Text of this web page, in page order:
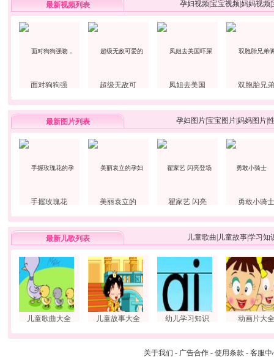
最新视频列表 孕妇视频宝宝视频妈妈视频
面对狗狗强 超级无敌可 凤姐去美国 双胞胎兄弟
最新图片列表 孕妇图片宝宝图片妈妈图片
手握玫瑰花 美丽袁立的 翟家艺 闪亮 勇敢小骑士
最新儿歌列表 儿童歌曲 儿童故事学习知
儿童歌曲大全 儿童故事大全 幼儿学习知识 动画片大全
关于我们 - 广告合作 - 使用条款 - 客服中